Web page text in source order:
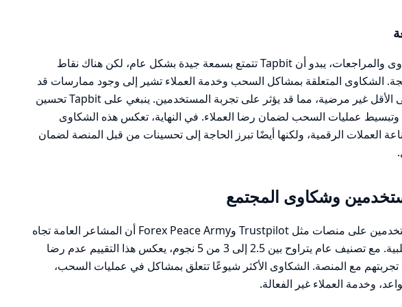
بناءً على تحليل الشكاوى والمراجعات، يبدو أن Tapbit تتمتع بسمعة جيدة بشكل عام، لكن هناك نقاط
الشكاوى المتعلقة بمشاكل السحب وخدمة العملاء تشير إلى وجود ممارسات قد
تكون استغلالية أو على الأقل غير مرضية، مما قد يؤثر على تجربة المستخدمين. ينبغي على Tapbit تحسين
وتبسيط عمليات السحب لضمان رضا العملاء. في النهاية، تعكس هذه الشكاوى
العملات الرقمية، ولكنها أيضًا تبرز الحاجة إلى تحسينات من قبل المنصة لضمان
وشكاوى المجتمع
تظهر مراجعات المستخدمين على منصات مثل Trustpilot وForex Peace Army أن المشاعر العامة تجاه
Tapbit تميل إلى السلبية. مع تصنيف عام يتراوح بين 2.5 إلى 3 من 5 نجوم، يعكس هذا التقييم عدم رضا
تجربتهم مع المنصة. الشكاوى الأكثر شيوعًا تتعلق بمشاكل في عمليات السحب،
وخدمة العملاء غير الفعالة.